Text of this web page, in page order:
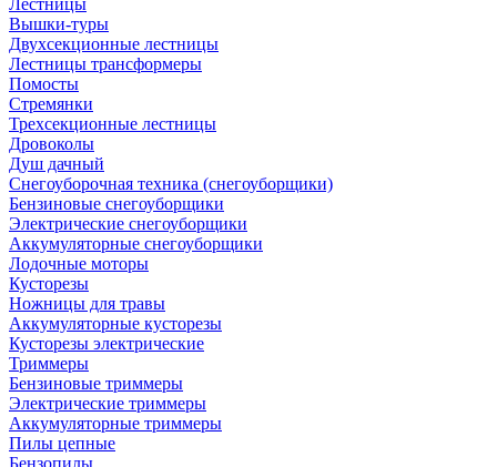
Лестницы
Вышки-туры
Двухсекционные лестницы
Лестницы трансформеры
Помосты
Стремянки
Трехсекционные лестницы
Дровоколы
Душ дачный
Снегоуборочная техника (снегоуборщики)
Бензиновые снегоуборщики
Электрические снегоуборщики
Аккумуляторные снегоуборщики
Лодочные моторы
Кусторезы
Ножницы для травы
Аккумуляторные кусторезы
Кусторезы электрические
Триммеры
Бензиновые триммеры
Электрические триммеры
Аккумуляторные триммеры
Пилы цепные
Бензопилы